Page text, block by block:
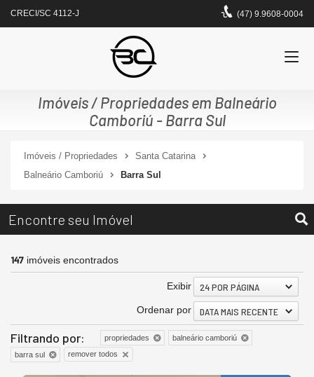
CRECI/SC 4112-J (47) 9.9608-0004
Imóveis / Propriedades em Balneário
Camboriú - Barra Sul
Imóveis / Propriedades
Santa Catarina
Balneário Camboriú
Barra Sul
Encontre seu Imóvel
147 imóveis encontrados
Exibir 24 POR PÁGINA
Ordenar por DATA MAIS RECENTE
Filtrando por: propriedades
balneário camboriú
barra sul
remover todos